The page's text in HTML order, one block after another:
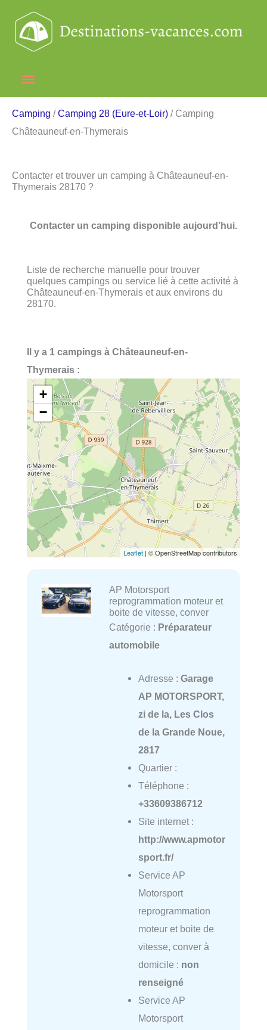
contenu
Menu
principal
Camping /Camping 28 (Eure-et-Loir) / Camping
Châteauneuf-en-Thymerais
Contacter et trouver un camping à Châteauneuf-en-
Thymerais 28170 ?
Contacter un camping disponible aujourd’hui.
Liste de recherche manuelle pour trouver
quelques campings ou service lié à cette activité à
Châteauneuf-en-Thymerais et aux environs du
28170.
Il y a 1 campings à Châteauneuf-en-
Thymerais :
+
−
Leaflet | © OpenStreetMap contributors
AP Motorsport
reprogrammation moteur et
boite de vitesse, conver
Catégorie : Préparateur
automobile
Adresse : Garage
AP MOTORSPORT,
zi de la, Les Clos
de la Grande Noue,
2817
Quartier :
Téléphone :
+33609386712
Site internet :
http://www.apmotor
sport.fr/
Service AP
Motorsport
reprogrammation
moteur et boite de
vitesse, conver à
domicile : non
renseigné
Service AP
Motorsport